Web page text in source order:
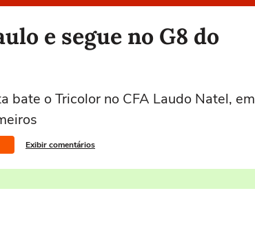
e segue no G8 do
bate o Tricolor no CFA Laudo Natel, em
Exibir comentários